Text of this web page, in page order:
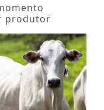
produtor